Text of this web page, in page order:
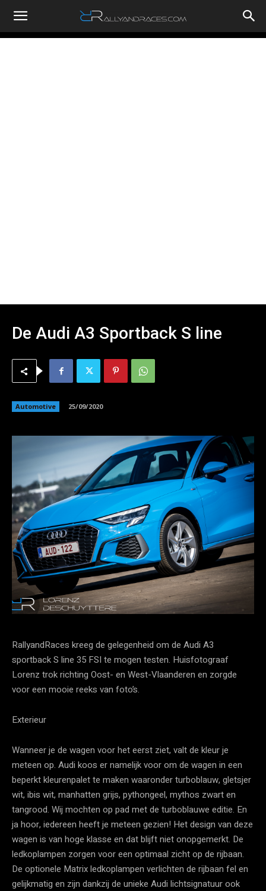
RallyandRaces.com
De Audi A3 Sportback S line
Automotive 25/09/2020
RallyandRaces kreeg de gelegenheid om de Audi A3
sportback S line 35 FSI te mogen testen. Huisfotograaf
Lorenz trok richting Oost- en West-Vlaanderen en zorgde
voor een mooie reeks van foto’s.
Exterieur
Wanneer je de wagen voor het eerst ziet, valt de kleur je
meteen op. Audi koos er namelijk voor om de wagen in een
beperkt kleurenpalet te maken waaronder turboblauw, gletsjer
wit, ibis wit, manhatten grijs, pythongeel, mythos zwart en
tangrood. Wij mochten op pad met de turboblauwe editie. En
ja hoor, iedereen heeft je meteen gezien! Het design van deze
wagen is van hoge klasse en dat blijft niet onopgemerkt. De
ledkoplampen zorgen voor een optimaal zicht op de rijbaan.
De optionele Matrix ledkoplampen verlichten de rijbaan fel en
gelijkmatig en zijn dankzij de unieke Audi lichtsignatuur ook